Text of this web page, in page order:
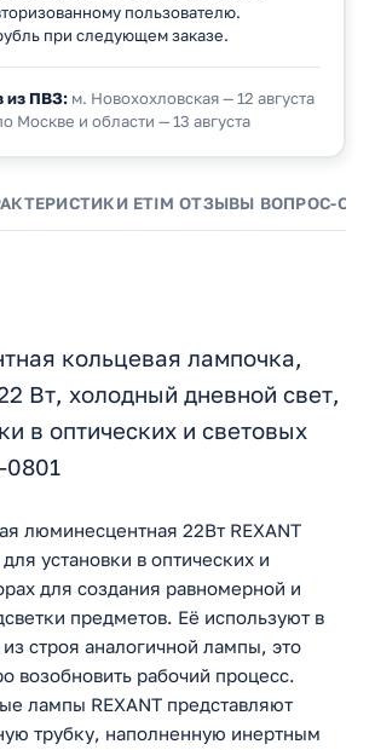
пользователю.
при следующем заказе.
из ПВЗ:м. Новохохловская — 12 августа
Москве и области — 13 августа
ETIM ОТЗЫВЫ ВОПРОС-
кольцевая лампочка,
Вт, холодный дневной свет,
в оптических и световых
0801
люминесцентная 22Вт REXANT
установки в оптических и
для создания равномерной и
предметов. Её используют в
строя аналогичной лампы, это
возобновить рабочий процесс.
лампы REXANT представляют
трубку, наполненную инертным